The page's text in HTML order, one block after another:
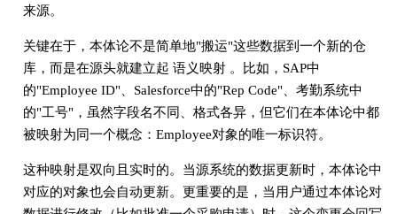
来源。
关键在于，本体论不是简单地"搬运"这些数据到一个新的仓
库，而是在源头就建立起 语义映射 。比如，SAP中
的"Employee ID"、Salesforce中的"Rep Code"、考勤系统中
的"工号"，虽然字段名不同、格式各异，但它们在本体论中都
被映射为同一个概念：Employee对象的唯一标识符。
这种映射是双向且实时的。当源系统的数据更新时，本体论中
对应的对象也会自动更新。更重要的是，当用户通过本体论对